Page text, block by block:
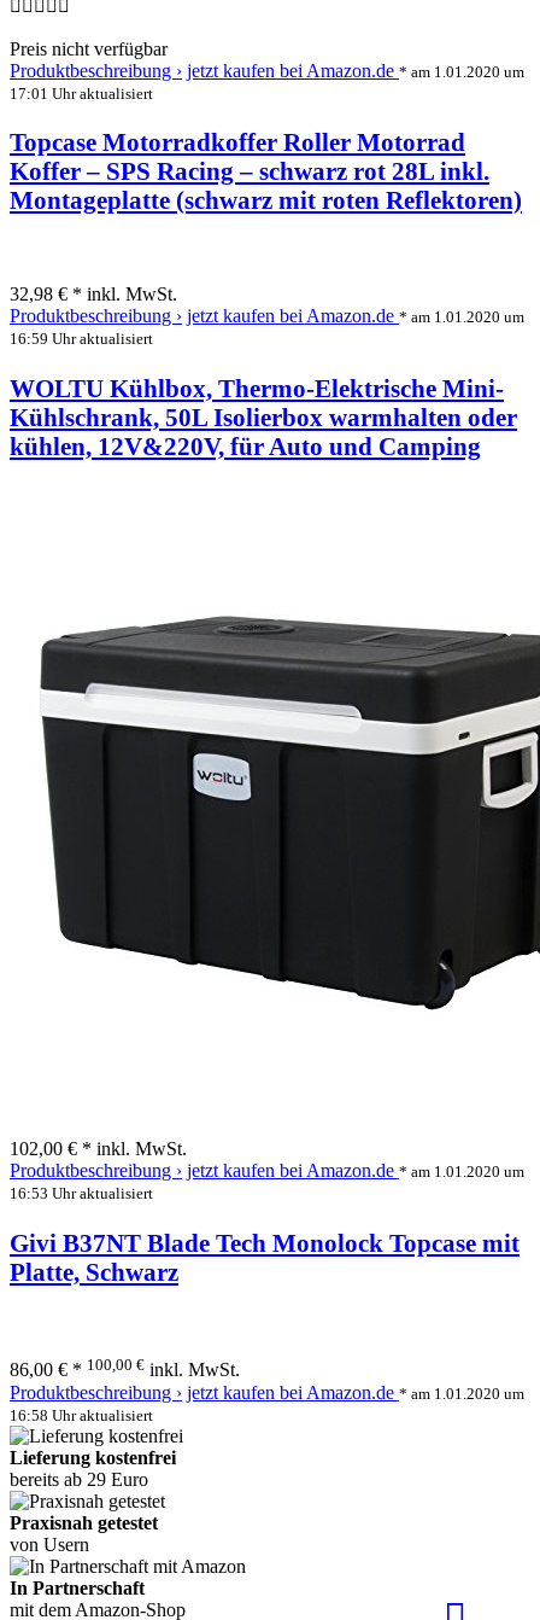
Preis nicht verfügbar
Produktbeschreibung › jetzt kaufen bei Amazon.de * am 1.01.2020 um
17:01 Uhr aktualisiert
Topcase Motorradkoffer Roller Motorrad
Koffer – SPS Racing – schwarz rot 28L inkl.
Montageplatte (schwarz mit roten Reflektoren)
32,98 € * inkl. MwSt.
Produktbeschreibung › jetzt kaufen bei Amazon.de * am 1.01.2020 um
16:59 Uhr aktualisiert
WOLTU Kühlbox, Thermo-Elektrische Mini-
Kühlschrank, 50L Isolierbox warmhalten oder
kühlen, 12V&220V, für Auto und Camping
102,00 € * inkl. MwSt.
Produktbeschreibung › jetzt kaufen bei Amazon.de * am 1.01.2020 um
16:53 Uhr aktualisiert
Givi B37NT Blade Tech Monolock Topcase mit
Platte, Schwarz
86,00 € * 100,00 € inkl. MwSt.
Produktbeschreibung › jetzt kaufen bei Amazon.de * am 1.01.2020 um
16:58 Uhr aktualisiert
Lieferung kostenfrei
bereits ab 29 Euro
Praxisnah getestet
von Usern
In Partnerschaft
mit dem Amazon-Shop